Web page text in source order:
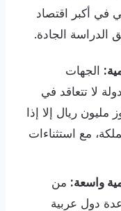
في أكبر اقتصاد
الدراسة الجادة.
الجهات
لا تتعاقد في
ريال إلا إذا
مع استثناءات
واسعة: من
دول عربية